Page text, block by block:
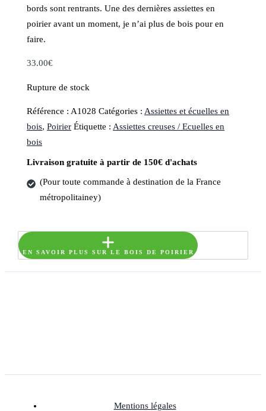
bords sont rentrants. Une des dernières assiettes en
poirier avant un moment, je n’ai plus de bois pour en
faire.
33.00€
Rupture de stock
Référence :A1028 Catégories :Assiettes et écuelles en
bois,Poirier Étiquette :Assiettes creuses / Ecuelles en
bois
Livraison gratuite à partir de 150€ d'achats
(Pour toute commande à destination de la France
métropolitainey)
EN SAVOIR PLUS SUR LE BOIS DE POIRIER
Mentions légales